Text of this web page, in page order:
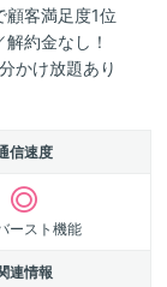
顧客満足度1位
約金なし！
かけ放題あり
信速度
ースト機能
連情報